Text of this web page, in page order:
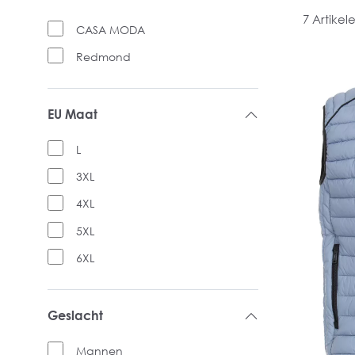
CASA MODA
Redmond
EU Maat
L
3XL
4XL
5XL
6XL
Geslacht
Mannen
7